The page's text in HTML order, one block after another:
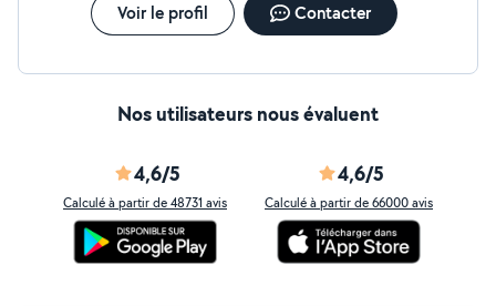
Voir le profil Contacter
Nos utilisateurs nous évaluent
4,6/5
Calculé à partir de 48731 avis
4,6/5
Calculé à partir de 66000 avis